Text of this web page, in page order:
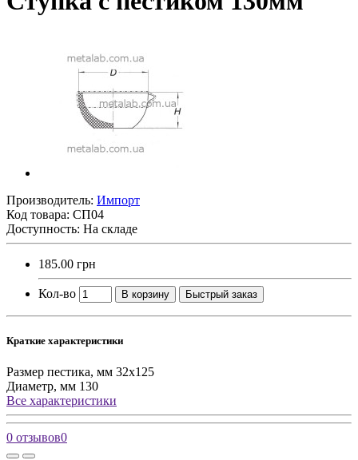
Производитель: Импорт
Код товара: СП04
Доступность: На складе
185.00 грн
Кол-во В корзину Быстрый заказ
Краткие характеристики
Размер пестика, мм 32х125
Диаметр, мм 130
Все характеристики
0 отзывов0